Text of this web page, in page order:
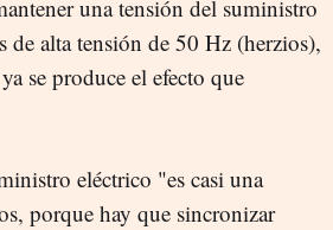
una tensión del suministro
de alta tensión de 50 Hz (herzios),
se produce el efecto que
eléctrico "es casi una
porque hay que sincronizar